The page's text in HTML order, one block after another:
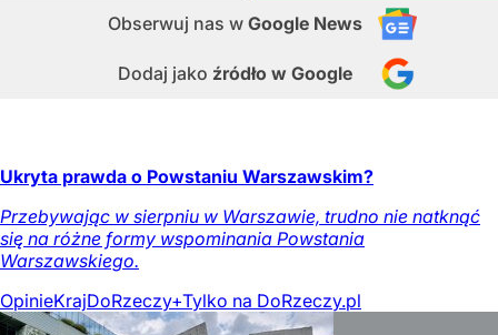
Obserwuj nas w Google News
Dodaj jako źródło w Google
Ukryta prawda o Powstaniu Warszawskim?
Przebywając w sierpniu w Warszawie, trudno nie natknąć
się na różne formy wspominania Powstania
Warszawskiego.
OpinieKrajDoRzeczy+Tylko na DoRzeczy.pl